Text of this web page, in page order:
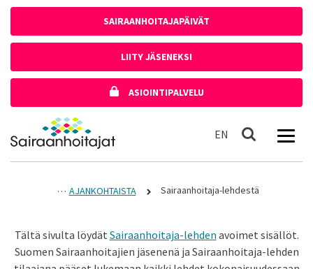
SAIRAANHOITAJAPÄIVÄT
LIITY JÄSENEKSI
ASIOINTIPALVELU
Etusivulle
EN In English
Haku
AJANKOHTAISTA Sairaanhoitaja-lehdestä
Tältä sivulta löydät Sairaanhoitaja-lehden avoimet sisällöt.
Suomen Sairaanhoitajien jäsenenä ja Sairaanhoitaja-lehden